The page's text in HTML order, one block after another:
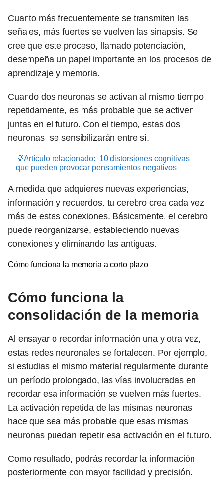
Cuanto más frecuentemente se transmiten las
señales, más fuertes se vuelven las sinapsis. Se
cree que este proceso, llamado potenciación,
desempeña un papel importante en los procesos de
aprendizaje y memoria.
Cuando dos neuronas se activan al mismo tiempo
repetidamente, es más probable que se activen
juntas en el futuro. Con el tiempo, estas dos
neuronas se sensibilizarán entre sí.
💡Artículo relacionado: 10 distorsiones cognitivas
que pueden provocar pensamientos negativos
A medida que adquieres nuevas experiencias,
información y recuerdos, tu cerebro crea cada vez
más de estas conexiones. Básicamente, el cerebro
puede reorganizarse, estableciendo nuevas
conexiones y eliminando las antiguas.
Cómo funciona la memoria a corto plazo
Cómo funciona la
consolidación de la memoria
Al ensayar o recordar información una y otra vez,
estas redes neuronales se fortalecen. Por ejemplo,
si estudias el mismo material regularmente durante
un período prolongado, las vías involucradas en
recordar esa información se vuelven más fuertes.
La activación repetida de las mismas neuronas
hace que sea más probable que esas mismas
neuronas puedan repetir esa activación en el futuro.
Como resultado, podrás recordar la información
posteriormente con mayor facilidad y precisión.